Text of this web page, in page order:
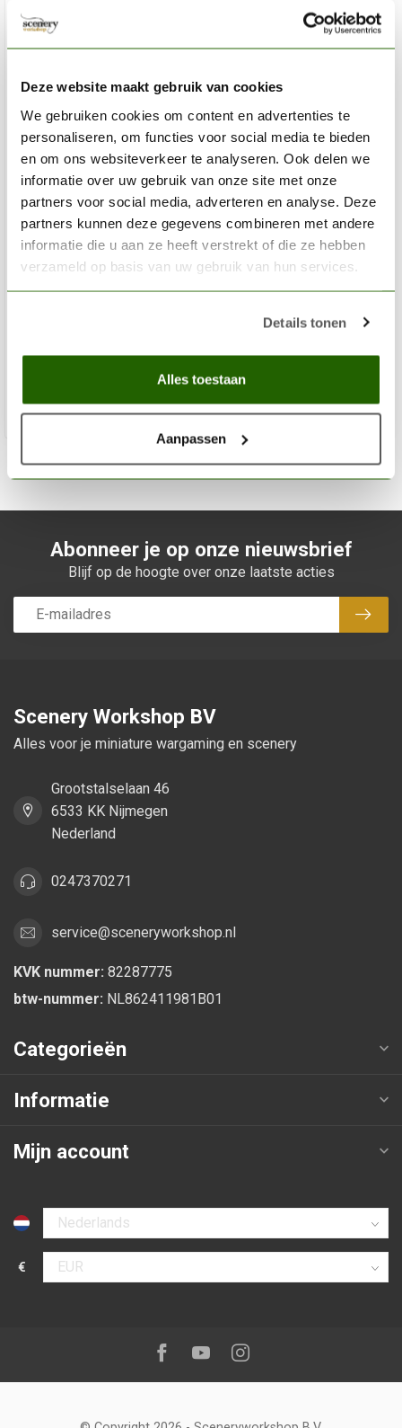
Deze website maakt gebruik van cookies
We gebruiken cookies om content en advertenties te
personaliseren, om functies voor social media te bieden
en om ons websiteverkeer te analyseren. Ook delen we
informatie over uw gebruik van onze site met onze
partners voor social media, adverteren en analyse. Deze
partners kunnen deze gegevens combineren met andere
informatie die u aan ze heeft verstrekt of die ze hebben
verzameld op basis van uw gebruik van hun services.
Details tonen
Alles toestaan
Aanpassen
MODEL CRAFT
Abonneer je op onze nieuwsbrief
Blijf op de hoogte over onze laatste acties
Scenery Workshop BV
Alles voor je miniature wargaming en scenery
Grootstalselaan 46
6533 KK Nijmegen
Nederland
0247370271
service@sceneryworkshop.nl
KVK nummer: 82287775
btw-nummer: NL862411981B01
Categorieën
Informatie
Mijn account
Selecteer taal
€
Selecteer valuta
Volg ons op:Facebook
YoutubeInstagram